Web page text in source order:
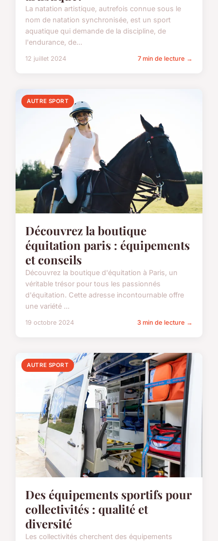
La natation artistique, autrefois connue sous le
nom de natation synchronisée, est un sport
aquatique qui demande de la discipline, de
l'endurance, de...
12 juillet 2024 7 min de lecture →
AUTRE SPORT
Découvrez la boutique
équitation paris : équipements
et conseils
Découvrez la boutique d'équitation à Paris, un
véritable trésor pour tous les passionnés
d'équitation. Cette adresse incontournable offre
une variété ...
19 octobre 2024 3 min de lecture →
AUTRE SPORT
Des équipements sportifs pour
collectivités : qualité et
diversité
Les collectivités cherchent des équipements